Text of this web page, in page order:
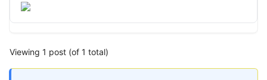
Viewing 1 post (of 1 total)